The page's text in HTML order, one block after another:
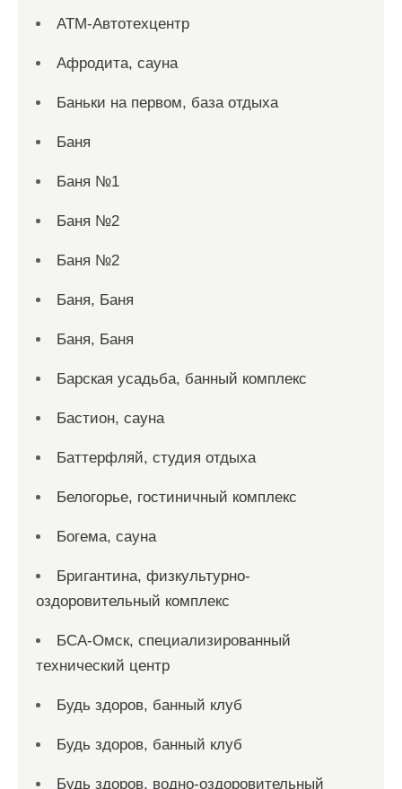
АТМ-Автотехцентр
Афродита, сауна
Баньки на первом, база отдыха
Баня
Баня №1
Баня №2
Баня №2
Баня, Баня
Баня, Баня
Барская усадьба, банный комплекс
Бастион, сауна
Баттерфляй, студия отдыха
Белогорье, гостиничный комплекс
Богема, сауна
Бригантина, физкультурно-
оздоровительный комплекс
БСА-Омск, специализированный
технический центр
Будь здоров, банный клуб
Будь здоров, банный клуб
Будь здоров, водно-оздоровительный